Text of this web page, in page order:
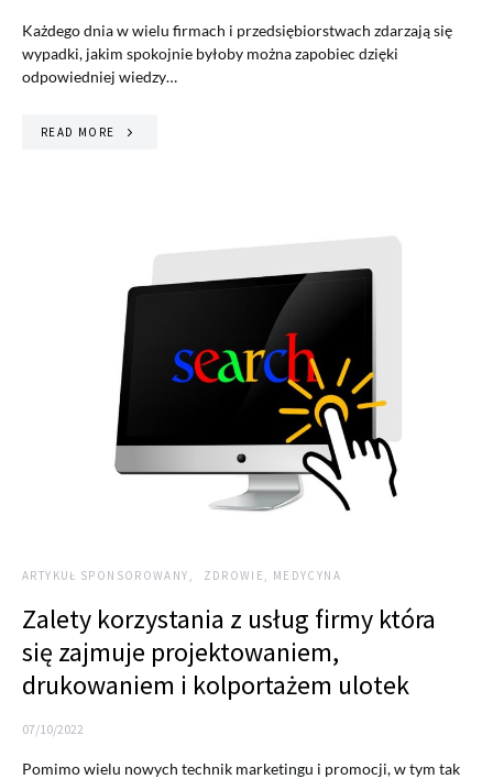
Każdego dnia w wielu firmach i przedsiębiorstwach zdarzają się
wypadki, jakim spokojnie byłoby można zapobiec dzięki
odpowiedniej wiedzy…
READ MORE
ARTYKUŁ SPONSOROWANY ZDROWIE, MEDYCYNA
Zalety korzystania z usług firmy która
się zajmuje projektowaniem,
drukowaniem i kolportażem ulotek
07/10/2022
Pomimo wielu nowych technik marketingu i promocji, w tym tak